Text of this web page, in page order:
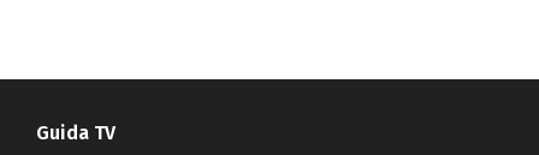
Guida TV